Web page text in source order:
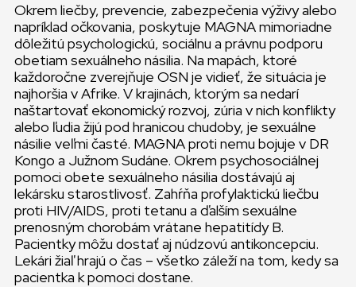
Okrem liečby, prevencie, zabezpečenia výživy alebo
napríklad očkovania, poskytuje MAGNA mimoriadne
dôležitú psychologickú, sociálnu a právnu podporu
obetiam sexuálneho násilia. Na mapách, ktoré
každoročne zverejňuje OSN je vidieť, že situácia je
najhoršia v Afrike. V krajinách, ktorým sa nedarí
naštartovať ekonomický rozvoj, zúria v nich konflikty
alebo ľudia žijú pod hranicou chudoby, je sexuálne
násilie veľmi časté. MAGNA proti nemu bojuje v DR
Kongo a Južnom Sudáne. Okrem psychosociálnej
pomoci obete sexuálneho násilia dostávajú aj
lekársku starostlivosť. Zahŕňa profylaktickú liečbu
proti HIV/AIDS, proti tetanu a ďalším sexuálne
prenosným chorobám vrátane hepatitídy B.
Pacientky môžu dostať aj núdzovú antikoncepciu.
Lekári žiaľ hrajú o čas – všetko záleží na tom, kedy sa
pacientka k pomoci dostane.